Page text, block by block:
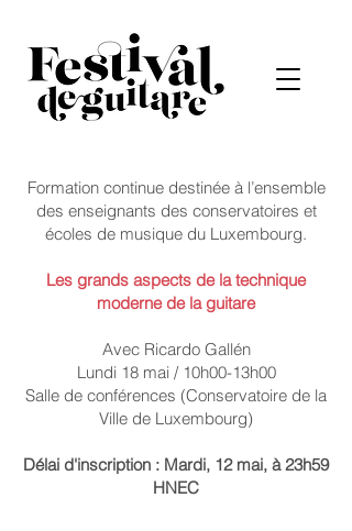
Formation continue destinée à l’ensemble
des enseignants des conservatoires et
écoles de musique du Luxembourg.
Les grands aspects de la technique
moderne de la guitare
Avec Ricardo Gallén
Lundi 18 mai / 10h00-13h00
Salle de conférences (Conservatoire de la
Ville de Luxembourg)
Délai d'inscription : Mardi, 12 mai, à 23h59
HNEC